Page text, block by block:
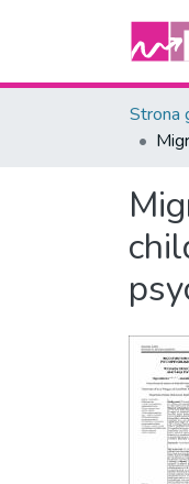
Strona